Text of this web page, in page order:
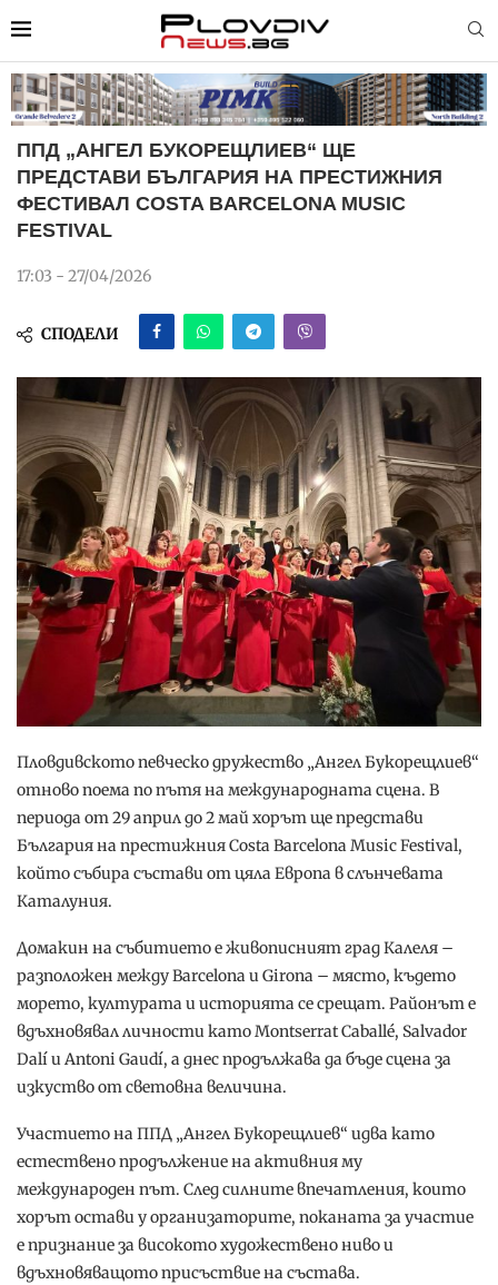
ППД „АНГЕЛ БУКОРЕЩЛИЕВ“ ЩЕ
ПРЕДСТАВИ БЪЛГАРИЯ НА ПРЕСТИЖНИЯ
ФЕСТИВАЛ COSTA BARCELONA MUSIC
FESTIVAL
17:03 - 27/04/2026
СПОДЕЛИ
Пловдивското певческо дружество „Ангел Букорещлиев“
отново поема по пътя на международната сцена. В
периода от 29 април до 2 май хорът ще представи
България на престижния Costa Barcelona Music Festival,
който събира състави от цяла Европа в слънчевата
Каталуния.
Домакин на събитието е живописният град Калеля –
разположен между Barcelona и Girona – място, където
морето, културата и историята се срещат. Районът е
вдъхновявал личности като Montserrat Caballé, Salvador
Dalí и Antoni Gaudí, а днес продължава да бъде сцена за
изкуство от световна величина.
Участието на ППД „Ангел Букорещлиев“ идва като
естествено продължение на активния му
международен път. След силните впечатления, които
хорът остави у организаторите, поканата за участие
е признание за високото художествено ниво и
вдъхновяващото присъствие на състава.